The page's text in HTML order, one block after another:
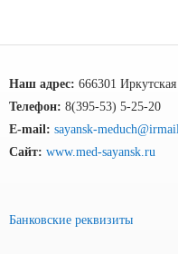
Наш адрес: 666301
Телефон: 8(395-53) 5-25-20
E-mail: sayansk-
Сайт: www.med-sayansk.ru
Банковские реквизиты